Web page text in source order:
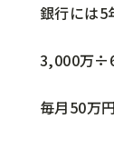
銀行には5
3,000万
毎月50万